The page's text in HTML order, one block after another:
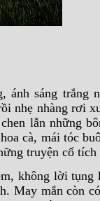
sáng trắng
nhẹ nhàng rơi
lẫn những
cà, mái tóc
truyện cổ tích
không lời
May mắn còn